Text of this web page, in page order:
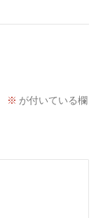
※ が付いている欄